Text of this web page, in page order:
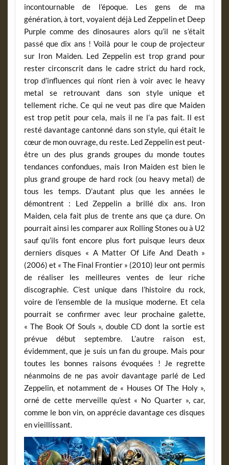
incontournable de l’époque. Les gens de ma
génération, à tort, voyaient déjà Led Zeppelin et Deep
Purple comme des dinosaures alors qu’il ne s’était
passé que dix ans ! Voilà pour le coup de projecteur
sur Iron Maiden. Led Zeppelin est trop grand pour
rester circonscrit dans le cadre strict du hard rock,
trop d’influences qui n’ont rien à voir avec le heavy
metal se retrouvant dans son style unique et
tellement riche. Ce qui ne veut pas dire que Maiden
est trop petit pour cela, mais il ne l’a pas fait. Il est
resté davantage cantonné dans son style, qui était le
cœur de mon ouvrage, du reste. Led Zeppelin est peut-
être un des plus grands groupes du monde toutes
tendances confondues, mais Iron Maiden est bien le
plus grand groupe de hard rock (ou heavy metal) de
tous les temps. D’autant plus que les années le
démontrent : Led Zeppelin a brillé dix ans. Iron
Maiden, cela fait plus de trente ans que ça dure. On
pourrait ainsi les comparer aux Rolling Stones ou à U2
sauf qu’ils font encore plus fort puisque leurs deux
derniers disques « A Matter Of Life And Death »
(2006) et « The Final Frontier » (2010) leur ont permis
de réaliser les meilleures ventes de leur riche
discographie. C’est unique dans l’histoire du rock,
voire de l’ensemble de la musique moderne. Et cela
pourrait se confirmer avec leur prochaine galette,
« The Book Of Souls », double CD dont la sortie est
prévue début septembre. L’autre raison est,
évidemment, que je suis un fan du groupe. Mais pour
toutes les bonnes raisons évoquées ! Je regrette
néanmoins de ne pas avoir davantage parlé de Led
Zeppelin, et notamment de « Houses Of The Holy »,
orné de cette merveille qu’est « No Quarter », car,
comme le bon vin, on apprécie davantage ces disques
en vieillissant.